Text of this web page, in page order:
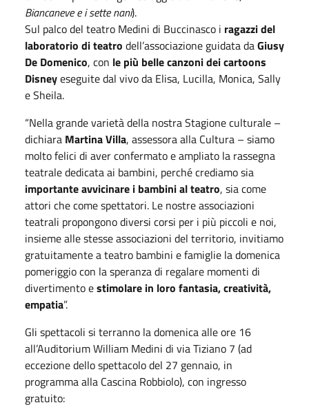
Biancaneve e i sette nani).
Sul palco del teatro Medini di Buccinasco i ragazzi del
laboratorio di teatro dell’associazione guidata daGiusy
De Domenico, con le più belle canzoni dei cartoons
Disneyeseguite dal vivo da Elisa, Lucilla, Monica, Sally
e Sheila.
“Nella grande varietà della nostra Stagione culturale –
dichiara Martina Villa, assessora alla Cultura – siamo
molto felici di aver confermato e ampliato la rassegna
teatrale dedicata ai bambini, perché crediamo sia
importante avvicinare i bambini al teatro, sia come
attori che come spettatori. Le nostre associazioni
teatrali propongono diversi corsi per i più piccoli e noi,
insieme alle stesse associazioni del territorio, invitiamo
gratuitamente a teatro bambini e famiglie la domenica
pomeriggio con la speranza di regalare momenti di
divertimento estimolare in loro fantasia, creatività,
empatia”.
Gli spettacoli si terranno la domenica alle ore 16
all’Auditorium William Medini di via Tiziano 7 (ad
eccezione dello spettacolo del 27 gennaio, in
programma alla Cascina Robbiolo), con ingresso
gratuito: